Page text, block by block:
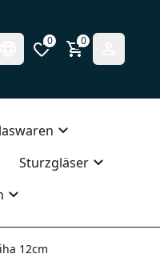
0 0
Sturzgläser
12cm